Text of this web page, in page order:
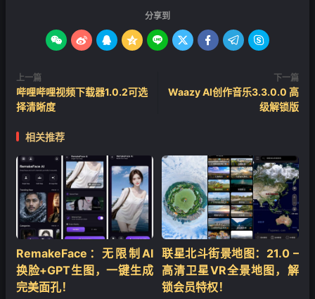
分享到
        
上一篇
哔哩哔哩视频下载器1.0.2可选
择清晰度
下一篇
Waazy AI创作音乐3.3.0.0 高
级解锁版
相关推荐
RemakeFace：无限制AI
换脸+GPT生图，一键生成
完美面孔！
联星北斗街景地图：21.0 –
高清卫星VR全景地图，解
锁会员特权！